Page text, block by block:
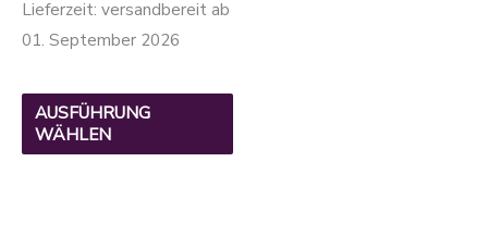
Lieferzeit: versandbereit ab
01. September 2026
AUSFÜHRUNG
WÄHLEN